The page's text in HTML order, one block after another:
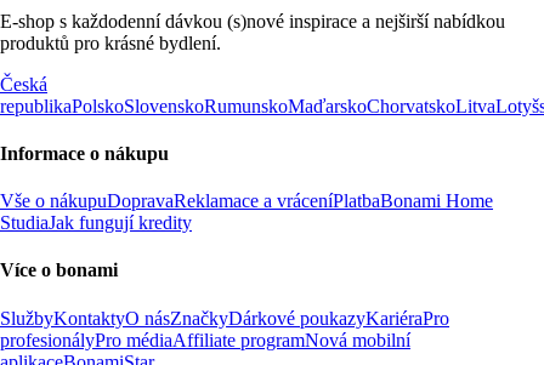
E-shop s každodenní dávkou (s)nové inspirace a nejširší nabídkou
produktů pro krásné bydlení.
Česká
republikaPolskoSlovenskoRumunskoMaďarskoChorvatskoLitva
Informace o nákupu
Vše o nákupuDopravaReklamace a vráceníPlatbaBonami Home
StudiaJak fungují kredity
Více o bonami
SlužbyKontaktyO násZnačkyDárkové poukazyKariéraPro
profesionályPro médiaAffiliate programNová mobilní